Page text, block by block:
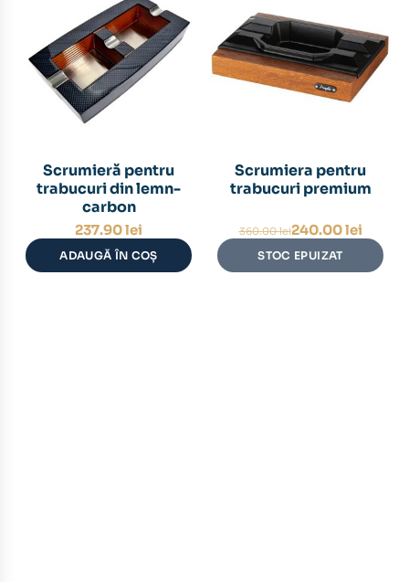
Scrumieră pentru
trabucuri din lemn-
carbon
237.90lei
ADAUGĂ ÎN COȘ
Scrumiera pentru
trabucuri premium
360.00lei
Prețul
a
240.00lei
Prețul
este:
STOC EPUIZAT